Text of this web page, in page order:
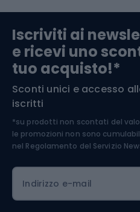
Abbigliamento da
Componenti per
Arrampicata
Medicina dello sport
Abbigliamento
Iscriviti ai
e ricevi uno
tuo acquisto!*
Sconti unici e accesso
iscritti
*su prodotti non scontati del
le promozioni non sono
nel Regolamento del Servizio
Indirizzo e-mail